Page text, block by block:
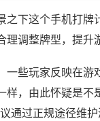
之下这个手机打
理调整牌型，提升
一些玩家反映在
样，由此怀疑是
通过正规途径维护